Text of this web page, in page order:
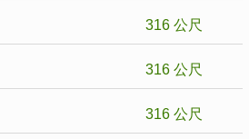
316 公尺
316 公尺
316 公尺